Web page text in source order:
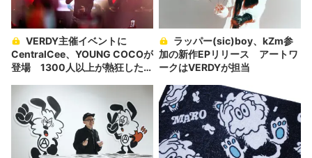
CentralCee、YOUNG COCOが
登場 1300人以上が熱狂した夜
加の新作EPリリース アートワ
ークはVERDYが担当